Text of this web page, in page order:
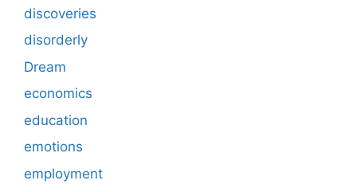
discoveries
disorderly
Dream
economics
education
emotions
employment